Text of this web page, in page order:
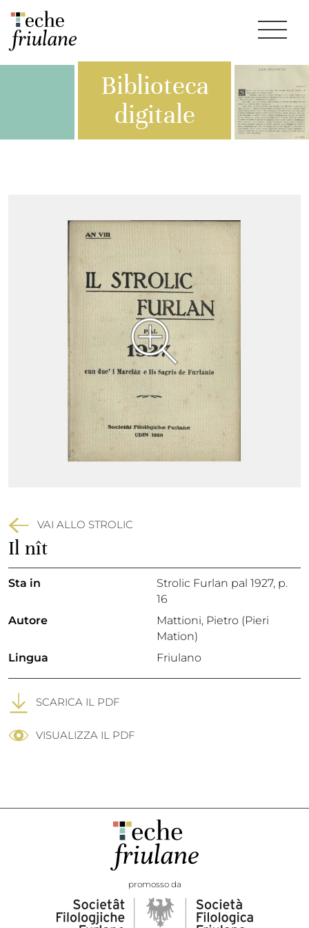
Biblioteca
digitale
VAI ALLO STROLIC
Il nît
Sta in Strolic Furlan pal 1927, p.
16
Autore
Mattioni, Pietro (Pieri
Mation)
Lingua
Friulano
SCARICA IL PDF
VISUALIZZA IL PDF
promosso da